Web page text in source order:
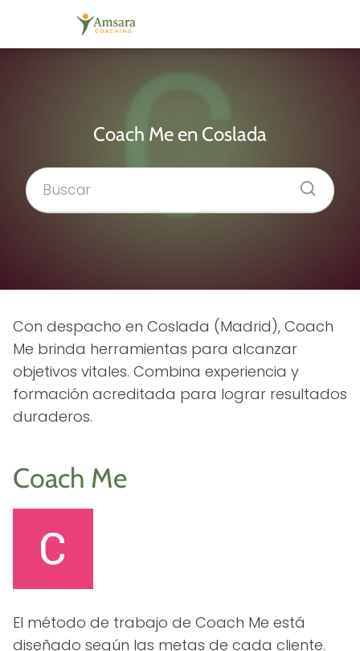
Coach Me en Coslada
Con despacho en Coslada (Madrid), Coach
Me brinda herramientas para alcanzar
objetivos vitales. Combina experiencia y
formación acreditada para lograr resultados
duraderos.
Coach Me
El método de trabajo de Coach Me está
diseñado según las metas de cada cliente.